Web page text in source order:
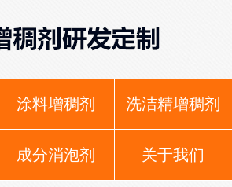
涂料增稠剂 洗洁精增稠剂
成分消泡剂 关于我们